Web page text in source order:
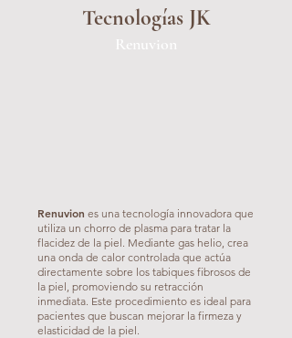
Tecnologías JK
Renuvion
Renuvion es una tecnología innovadora que
utiliza un chorro de plasma para tratar la
flacidez de la piel. Mediante gas helio, crea
una onda de calor controlada que actúa
directamente sobre los tabiques fibrosos de
la piel, promoviendo su retracción
inmediata. Este procedimiento es ideal para
pacientes que buscan mejorar la firmeza y
elasticidad de la piel.